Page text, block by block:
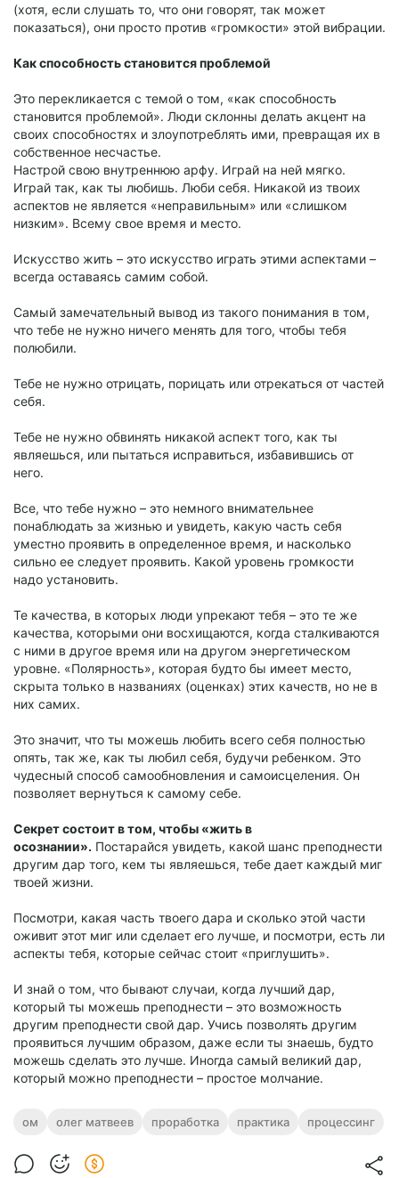
(хотя, если слушать то, что они говорят, так может
показаться), они просто против «громкости» этой вибрации.
Как способность становится проблемой
Это перекликается с темой о том, «как способность
становится проблемой». Люди склонны делать акцент на
своих способностях и злоупотреблять ими, превращая их в
собственное несчастье.
Настрой свою внутреннюю арфу. Играй на ней мягко.
Играй так, как ты любишь. Люби себя. Никакой из твоих
аспектов не является «неправильным» или «слишком
низким». Всему свое время и место.
Искусство жить – это искусство играть этими аспектами –
всегда оставаясь самим собой.
Самый замечательный вывод из такого понимания в том,
что тебе не нужно ничего менять для того, чтобы тебя
полюбили.
Тебе не нужно отрицать, порицать или отрекаться от частей
себя.
Тебе не нужно обвинять никакой аспект того, как ты
являешься, или пытаться исправиться, избавившись от
него.
Все, что тебе нужно – это немного внимательнее
понаблюдать за жизнью и увидеть, какую часть себя
уместно проявить в определенное время, и насколько
сильно ее следует проявить. Какой уровень громкости
надо установить.
Те качества, в которых люди упрекают тебя – это те же
качества, которыми они восхищаются, когда сталкиваются
с ними в другое время или на другом энергетическом
уровне. «Полярность», которая будто бы имеет место,
скрыта только в названиях (оценках) этих качеств, но не в
них самих.
Это значит, что ты можешь любить всего себя полностью
опять, так же, как ты любил себя, будучи ребенком. Это
чудесный способ самообновления и самоисцеления. Он
позволяет вернуться к самому себе.
Секрет состоит в том, чтобы «жить в
осознании». Постарайся увидеть, какой шанс преподнести
другим дар того, кем ты являешься, тебе дает каждый миг
твоей жизни.
Посмотри, какая часть твоего дара и сколько этой части
оживит этот миг или сделает его лучше, и посмотри, есть ли
аспекты тебя, которые сейчас стоит «приглушить».
И знай о том, что бывают случаи, когда лучший дар,
который ты можешь преподнести – это возможность
другим преподнести свой дар. Учись позволять другим
проявиться лучшим образом, даже если ты знаешь, будто
можешь сделать это лучше. Иногда самый великий дар,
который можно преподнести – простое молчание.
ом олег матвеев проработка практика процессинг